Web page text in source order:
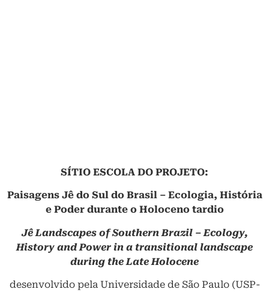
SÍTIO ESCOLA DO PROJETO:
Paisagens Jê do Sul do Brasil – Ecologia, História
e Poder durante o Holoceno tardio
Jê Landscapes of Southern Brazil – Ecology,
History and Power in a transitional landscape
during the Late Holocene
desenvolvido pela Universidade de São Paulo (USP-